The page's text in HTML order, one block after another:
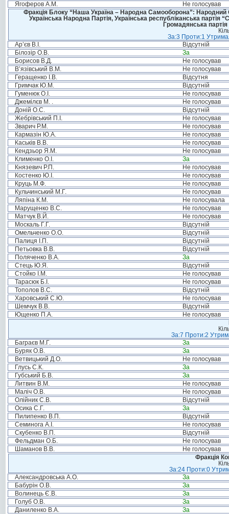
Ягоферов А.М.
Не голосував
Фракція Блоку “Наша Україна – Народна Самооборона”: Народний
Українська Народна Партія, Українська республіканська
Громадянська
За:3 Проти:1
Ар’єв В.І.
Відсутній
Білозір О.В.
За
Борисов В.Д.
Не голосував
В’язівський В.М.
Не голосував
Геращенко І.В.
Відсутня
Гримчак Ю.М.
Відсутній
Гуменюк О.І.
Не голосував
Джемілєв М. .
Не голосував
Доній О.С.
Відсутній
Жебрівський П.І.
Не голосував
Зварич Р.М.
Не голосував
Кармазін Ю.А.
Не голосував
Каськів В.В.
Не голосував
Кендзьор Я.М.
Не голосував
Клименко О.І.
За
Князевич Р.П.
Не голосував
Костенко Ю.І.
Не голосував
Круць М.Ф.
Не голосував
Кульчинський М.Г.
Не голосував
Ляпіна К.М.
Не голосувала
Марущенко В.С.
Не голосував
Матчук В.Й.
Не голосував
Москаль Г.Г.
Відсутній
Омельченко О.О.
Відсутній
Палиця І.П.
Відсутній
Петьовка В.В.
Відсутній
Поляченко В.А.
За
Стець Ю.Я.
Відсутній
Стойко І.М.
Не голосував
Тарасюк Б.І.
Не голосував
Тополов В.С.
Відсутній
Харовський С.Ю.
Не голосував
Шемчук В.В.
Відсутній
Ющенко П.А.
Не голосував
За:7 Проти:2
Баграєв М.Г.
За
Буряк О.В.
За
Ветвицький Д.О.
Не голосував
Глусь С.К.
За
Губський Б.В.
За
Литвин В.М.
Не голосував
Маліч О.В.
Не голосував
Олійник С.В.
Відсутній
Осика С.Г.
За
Пилипенко В.П.
Відсутній
Семинога А.І.
Не голосував
Скубенко В.П.
Відсутній
Фельдман О.Б.
Не голосував
Шаманов В.В.
Не голосував
Фракція
За:24 Проти:0
Александровська А.О.
За
Бабурін О.В.
За
Волинець Є.В.
За
Голуб О.В.
За
Даниленко В.А.
За